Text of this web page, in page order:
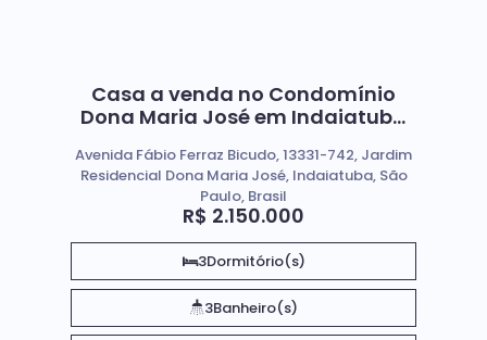
Casa a venda no Condomínio
Dona Maria José em Indaiatuba
R$ 2.150.000
Avenida Fábio Ferraz Bicudo, 13331-742, Jardim
Residencial Dona Maria José, Indaiatuba, São
Paulo, Brasil
3Dormitório(s)
3Banheiro(s)